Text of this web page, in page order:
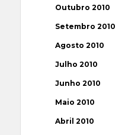
Outubro 2010
Setembro 2010
Agosto 2010
Julho 2010
Junho 2010
Maio 2010
Abril 2010